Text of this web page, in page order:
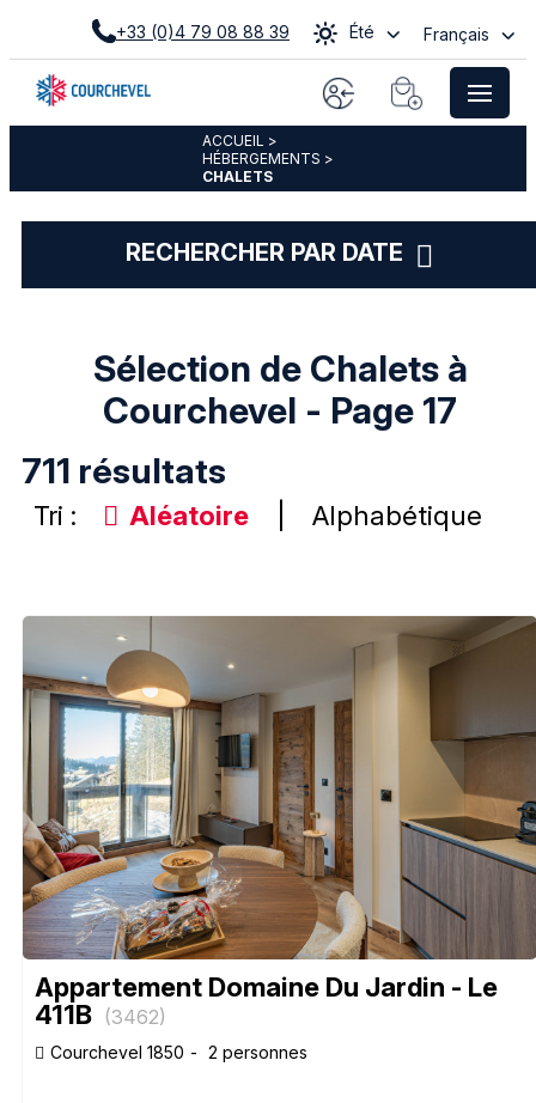
+33 (0)4 79 08 88 39 Été Français
ACCUEIL >
HÉBERGEMENTS >
CHALETS
RECHERCHER PAR DATE
Sélection de Chalets à
Courchevel - Page 17
711 résultats
Tri : Aléatoire Alphabétique
Appartement Domaine Du Jardin - Le
411B (3462)
Courchevel 1850 2 personnes